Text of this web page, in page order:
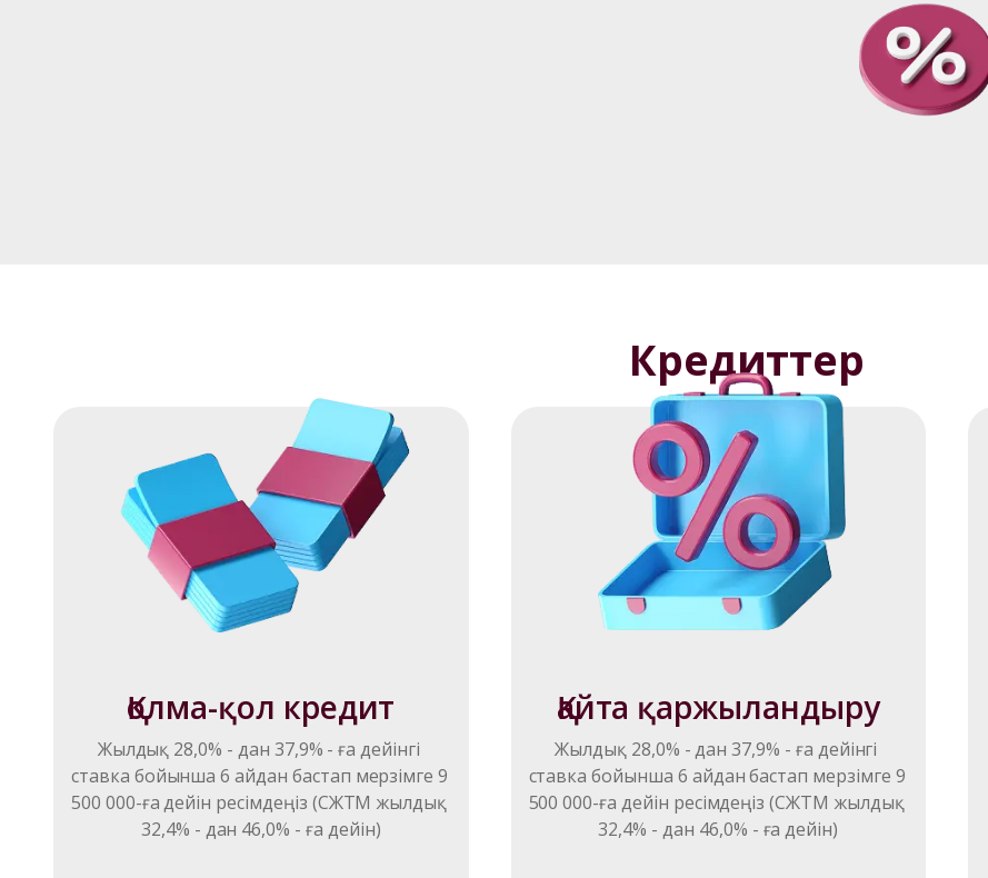
Кредиттер
Қолма-қол кредит
Жылдық 28,0% - дан 37,9% - ға дейінгі
ставка бойынша 6 айдан бастап мерзімге 9
500 000-ға дейін ресімдеңіз (СЖТМ жылдық
32,4% - дан 46,0% - ға дейін)
Қайта қаржыландыру
Жылдық 28,0% - дан 37,9% - ға дейінгі
ставка бойынша 6 айдан бастап мерзімге 9
500 000-ға дейін ресімдеңіз (СЖТМ жылдық
32,4% - дан 46,0% - ға дейін)